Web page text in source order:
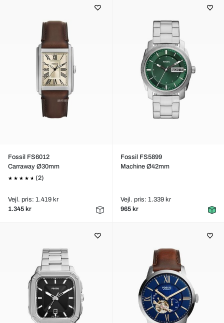
Fossil FS6012
Carraway Ø30mm
(2)
Vejl. pris: 1.419 kr
1.345 kr
Fossil FS5899
Machine Ø42mm
Vejl. pris: 1.339 kr
965 kr